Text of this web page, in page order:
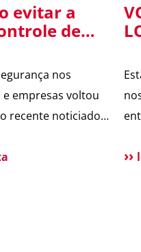
evitar a
de
nos
empresas voltou
recente noticiado
portão eletrônico